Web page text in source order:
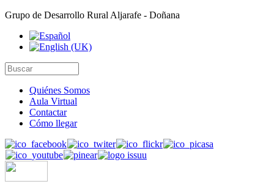
Grupo de Desarrollo Rural Aljarafe - Doñana
Quiénes Somos
Aula Virtual
Contactar
Cómo llegar